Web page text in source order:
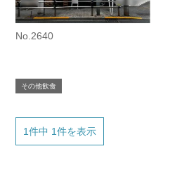
No.2640
その他飲食
1件中 1件を表示